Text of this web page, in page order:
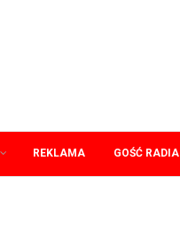
REKLAMA GOŚĆ RADIA